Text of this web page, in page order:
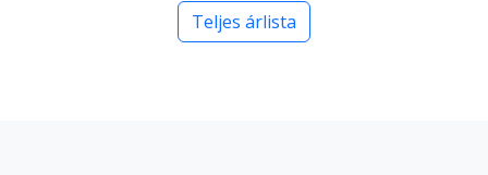
Teljes árlista